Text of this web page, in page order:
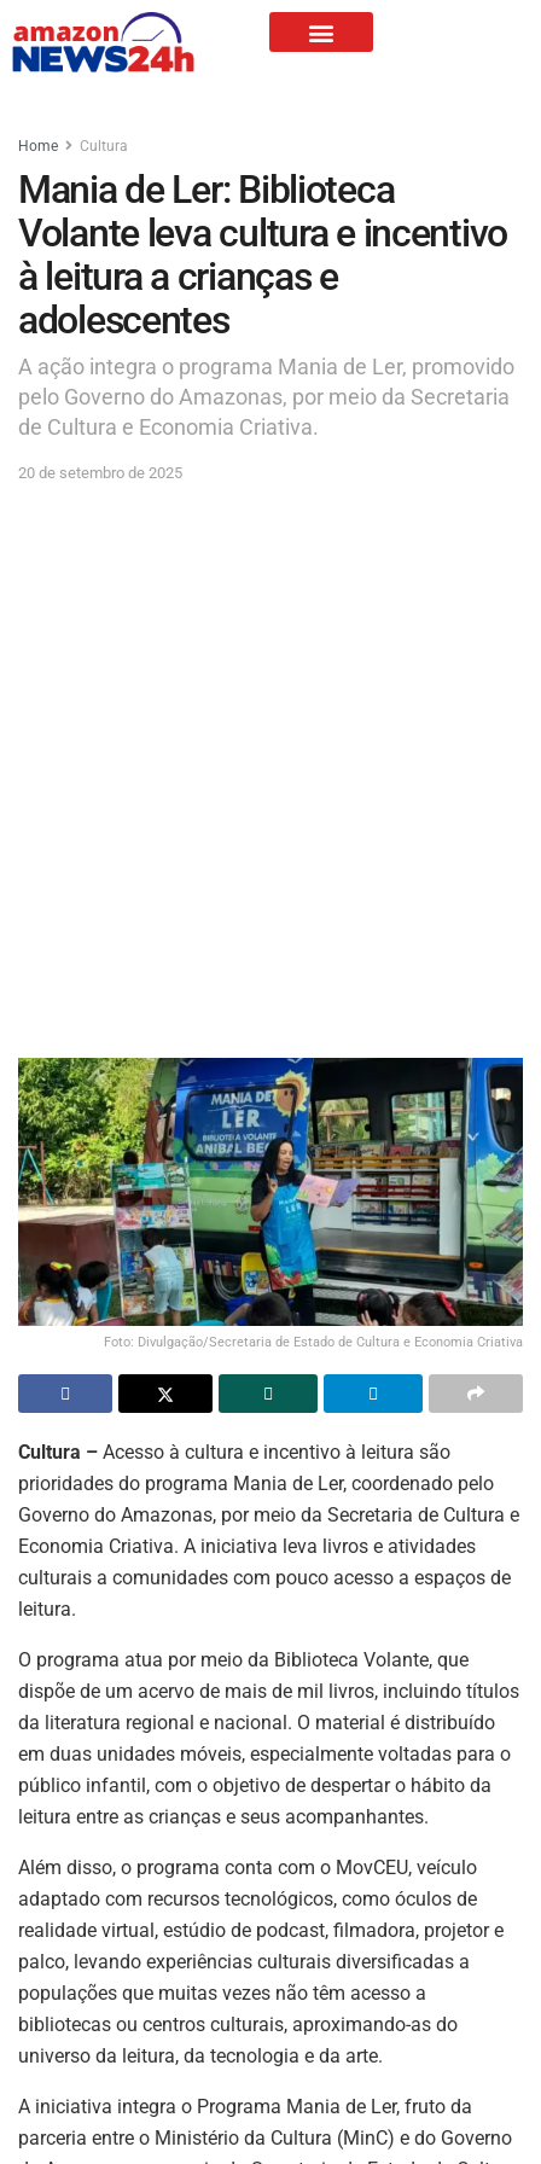
Home Cultura
Mania de Ler: Biblioteca
Volante leva cultura e incentivo
à leitura a crianças e
adolescentes
A ação integra o programa Mania de Ler, promovido
pelo Governo do Amazonas, por meio da Secretaria
de Cultura e Economia Criativa.
20 de setembro de 2025
Foto: Divulgação/Secretaria de Estado de Cultura e Economia Criativa
Cultura – Acesso à cultura e incentivo à leitura são
prioridades do programa Mania de Ler, coordenado pelo
Governo do Amazonas, por meio da Secretaria de Cultura e
Economia Criativa. A iniciativa leva livros e atividades
culturais a comunidades com pouco acesso a espaços de
leitura.
O programa atua por meio da Biblioteca Volante, que
dispõe de um acervo de mais de mil livros, incluindo títulos
da literatura regional e nacional. O material é distribuído
em duas unidades móveis, especialmente voltadas para o
público infantil, com o objetivo de despertar o hábito da
leitura entre as crianças e seus acompanhantes.
Além disso, o programa conta com o MovCEU, veículo
adaptado com recursos tecnológicos, como óculos de
realidade virtual, estúdio de podcast, filmadora, projetor e
palco, levando experiências culturais diversificadas a
populações que muitas vezes não têm acesso a
bibliotecas ou centros culturais, aproximando-as do
universo da leitura, da tecnologia e da arte.
A iniciativa integra o Programa Mania de Ler, fruto da
parceria entre o Ministério da Cultura (MinC) e do Governo